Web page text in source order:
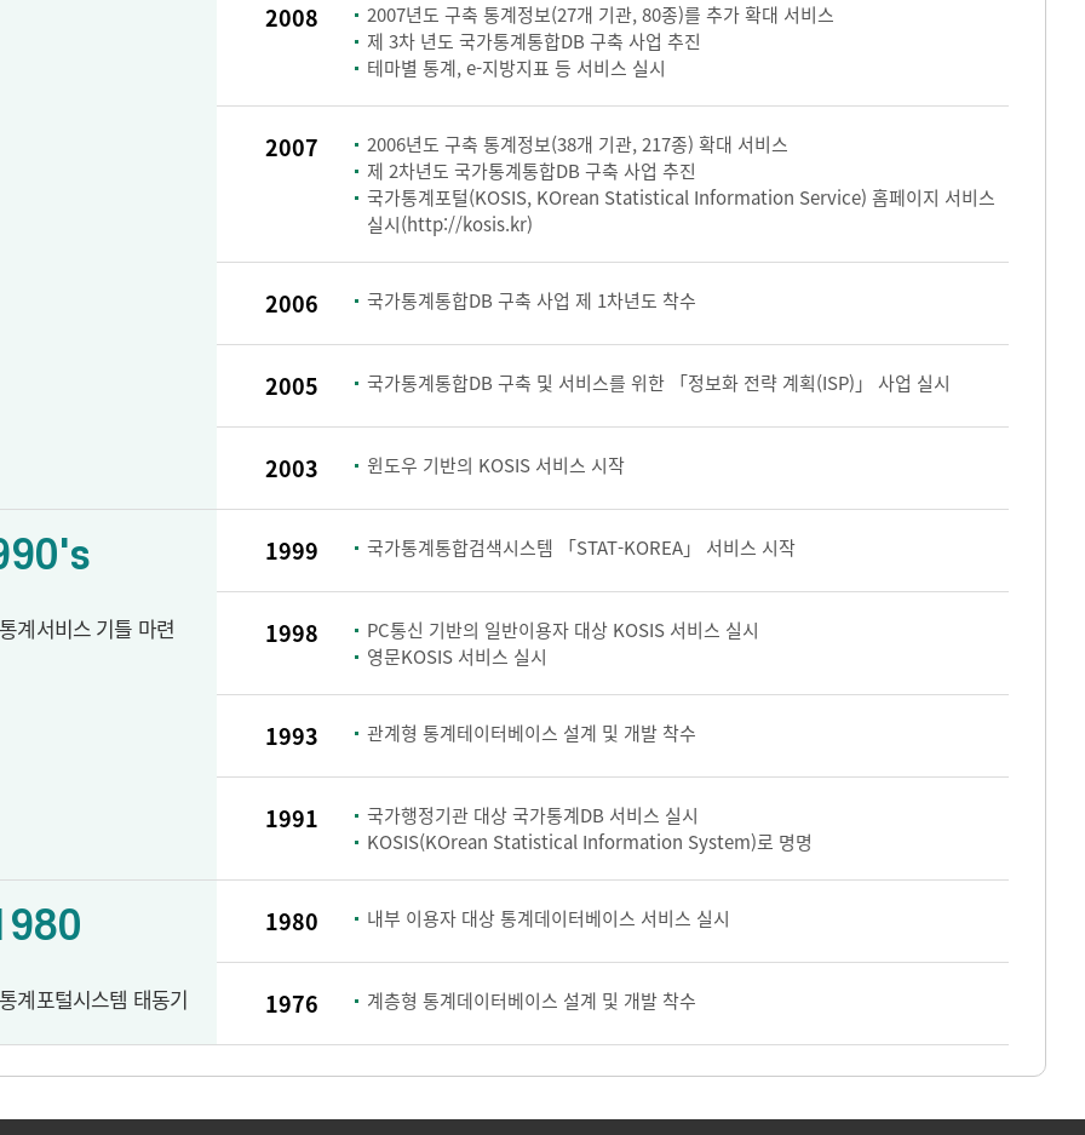
2008
2007년도 구축 통계정보(27개 기관, 80종)를 추가 확대 서비스
제 3차 년도 국가통계통합DB 구축 사업 추진
테마별 통계, e-지방지표 등 서비스 실시
2007
2006년도 구축 통계정보(38개 기관, 217종) 확대 서비스
제 2차년도 국가통계통합DB 구축 사업 추진
국가통계포털(KOSIS, KOrean Statistical Information Service) 홈페이지 서비스
실시(http://kosis.kr)
2006 국가통계통합DB 구축 사업 제 1차년도 착수
2005 국가통계통합DB 구축 및 서비스를 위한 「정보화 전략 계획(ISP)」 사업 실시
2003 윈도우 기반의 KOSIS 서비스 시작
계서비스 기틀 마련
1999 국가통계통합검색시스템 「STAT-KOREA」 서비스 시작
1998
PC통신 기반의 일반이용자 대상 KOSIS 서비스 실시
영문KOSIS 서비스 실시
1993 관계형 통계테이터베이스 설계 및 개발 착수
1991
국가행정기관 대상 국가통계DB 서비스 실시
KOSIS(KOrean Statistical Information System)로 명명
계포털시스템 태동기
1980 내부 이용자 대상 통계데이터베이스 서비스 실시
1976 계층형 통계데이터베이스 설계 및 개발 착수